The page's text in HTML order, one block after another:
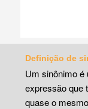
Definição de
Um sinônimo é
expressão que
quase o